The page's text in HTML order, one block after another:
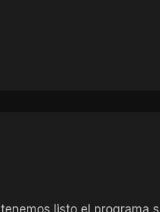
listo el programa